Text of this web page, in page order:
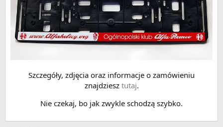
Szczegóły, zdjęcia oraz informacje o zamówieniu
znajdziesz tutaj.
Nie czekaj, bo jak zwykle schodzą szybko.